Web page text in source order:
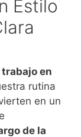
Estilo
en
rutina
en un
de la